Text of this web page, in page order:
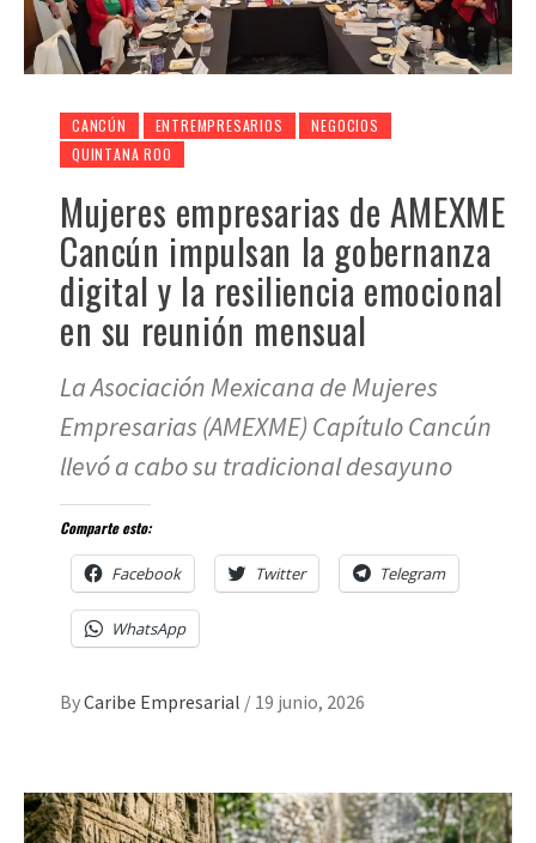
CANCÚN ENTREMPRESARIOS
NEGOCIOS
QUINTANA ROO
Mujeres empresarias de AMEXME
Cancún impulsan la gobernanza
digital y la resiliencia emocional
en su reunión mensual
La Asociación Mexicana de Mujeres
Empresarias (AMEXME) Capítulo Cancún
llevó a cabo su tradicional desayuno
Comparte esto:
Facebook Twitter Telegram
WhatsApp
ByCaribe Empresarial / 19 junio, 2026